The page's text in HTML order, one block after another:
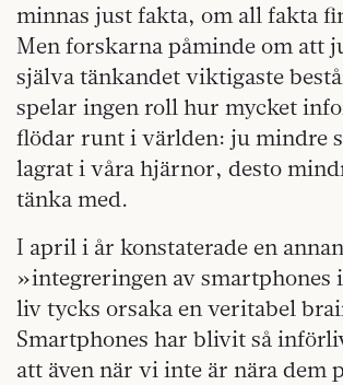
minnas just fakta, om all fakta
Men forskarna påminde om att
själva tänkandet viktigaste
spelar ingen roll hur mycket
flödar runt i världen: ju mindre
lagrat i våra hjärnor, desto
tänka med.
I april i år konstaterade en
»integreringen av smartphones
liv tycks orsaka en veritabel
Smartphones har blivit så
att även när vi inte är nära dem